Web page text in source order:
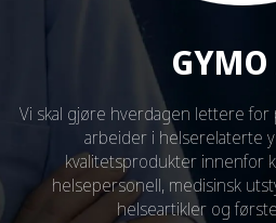
GYMO
Vi skal gjøre hverdagen lettere
arbeider i helserelaterte
kvalitetsprodukter innenfor
helsepersonell, medisinsk
helseartikler og